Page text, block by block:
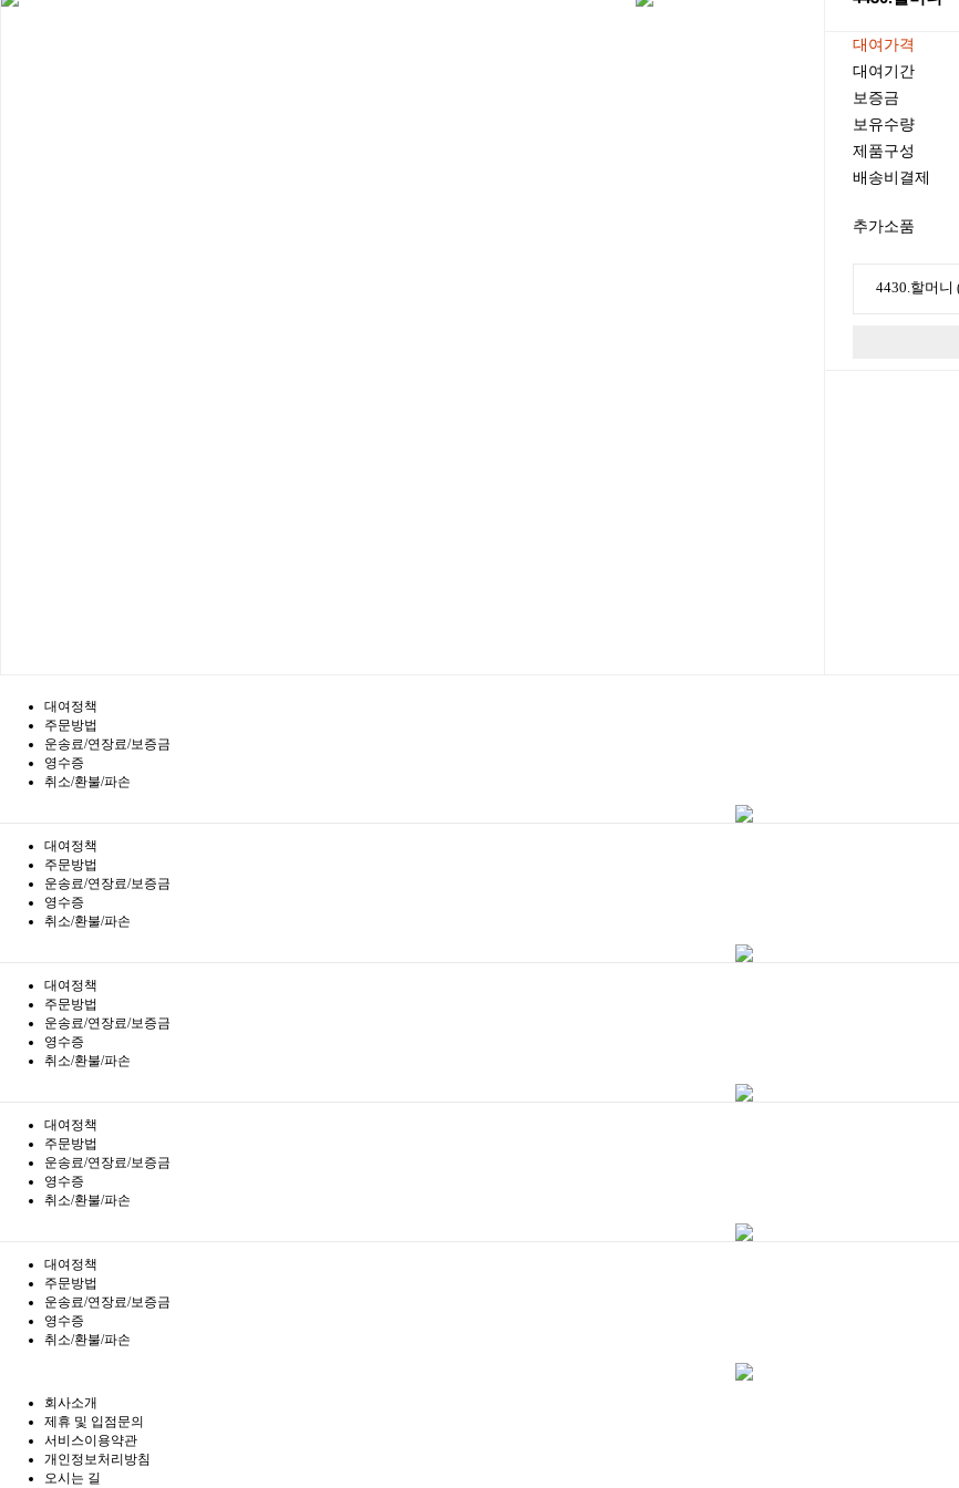
대여가격
대여기간
보증금
보유수량
제품구성
배송비결제
추가소품
4430.할머니
대여정책
주문방법
운송료/연장료/보증금
영수증
취소/환불/파손
대여정책
주문방법
운송료/연장료/보증금
영수증
취소/환불/파손
대여정책
주문방법
운송료/연장료/보증금
영수증
취소/환불/파손
대여정책
주문방법
운송료/연장료/보증금
영수증
취소/환불/파손
대여정책
주문방법
운송료/연장료/보증금
영수증
취소/환불/파손
회사소개
제휴 및 입점문의
서비스이용약관
개인정보처리방침
오시는 길